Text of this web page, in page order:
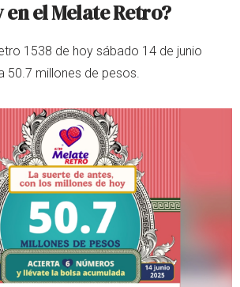
el Melate Retro?
1538 de hoy sábado 14 de junio
50.7 millones de pesos.